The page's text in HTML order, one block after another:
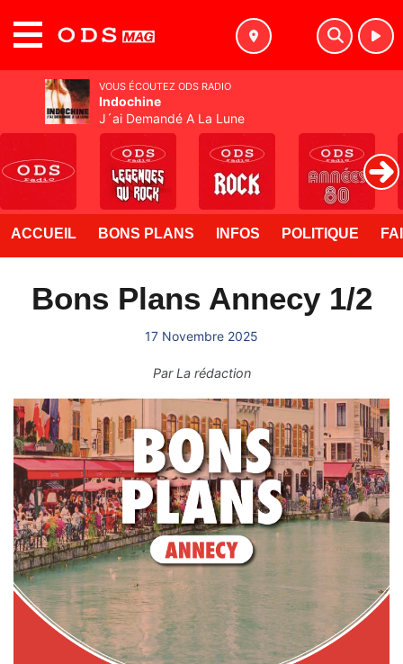
ACCUEIL BONS PLANS INFOS POLITIQUE
Bons Plans Annecy 1/2
17 Novembre 2025
ParLa rédaction
VOUS ÉCOUTEZ ODS RADIO
Indochine
J´ai Demandé A La Lune